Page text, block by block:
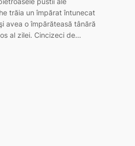
trăia un împărat întunecat
avea o împărăteasă tânără
al zilei. Cincizeci de…